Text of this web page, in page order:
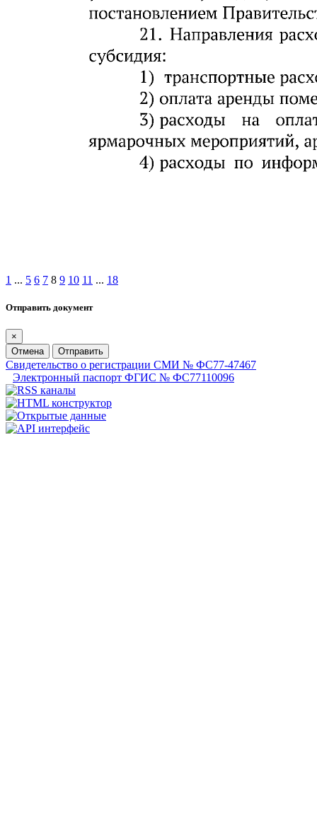
1 ... 5 6 7 8 9 10 11 ... 18
Отправить документ
×
Отмена
Отправить
Свидетельство о регистрации СМИ № ФС77-47467
Электронный паспорт ФГИС № ФС77110096